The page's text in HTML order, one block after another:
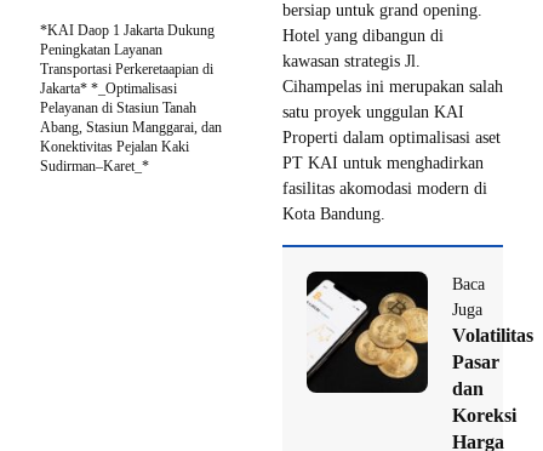
bersiap untuk grand opening.
Hotel yang dibangun di
kawasan strategis Jl.
Cihampelas ini merupakan salah
satu proyek unggulan KAI
Properti dalam optimalisasi aset
PT KAI untuk menghadirkan
fasilitas akomodasi modern di
Kota Bandung.
Baca
Juga
Volatilitas
Pasar
dan
Koreksi
Harga
*KAI Daop 1 Jakarta Dukung
Peningkatan Layanan
Transportasi Perkeretaapian di
Jakarta* *_Optimalisasi
Pelayanan di Stasiun Tanah
Abang, Stasiun Manggarai, dan
Konektivitas Pejalan Kaki
Sudirman–Karet_*